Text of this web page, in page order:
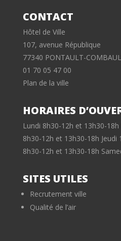
CONTACT
Hôtel de Ville
107, avenue République
77340 PONTAULT-
01 70 05 47 00
Plan de la ville
HORAIRES
Lundi 8h30-12h et 13h30-
8h30-12h et 13h30-18h Jeudi
8h30-12h et 13h30-18h
SITES UTILES
Recrutement ville
Qualité de l’air